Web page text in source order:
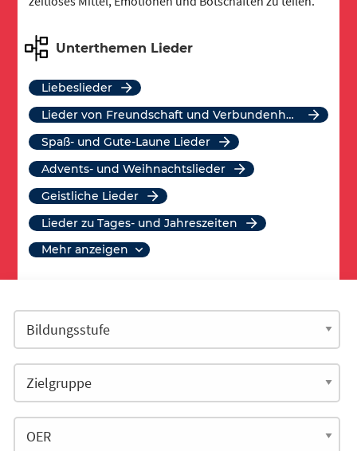
Unterthemen Lieder
Liebeslieder
Lieder von Freundschaft und Verbundenheit
Spaß- und Gute-Laune Lieder
Advents- und Weihnachtslieder
Geistliche Lieder
Lieder zu Tages- und Jahreszeiten
mehr anzeigen